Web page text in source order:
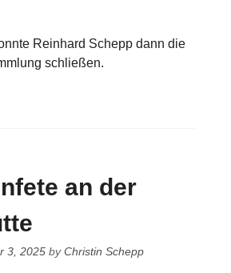
Reinhard Schepp dann die
schließen.
an der
3, 2025byChristin Schepp